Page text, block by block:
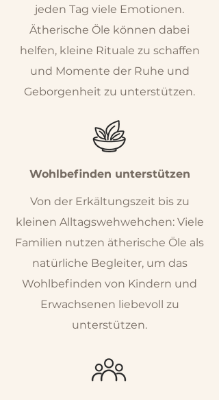
jeden Tag viele Emotionen.
Ätherische Öle können dabei
helfen, kleine Rituale zu schaffen
und Momente der Ruhe und
Geborgenheit zu unterstützen.
Wohlbefinden unterstützen
Von der Erkältungszeit bis zu
kleinen Alltagswehwehchen: Viele
Familien nutzen ätherische Öle als
natürliche Begleiter, um das
Wohlbefinden von Kindern und
Erwachsenen liebevoll zu
unterstützen.